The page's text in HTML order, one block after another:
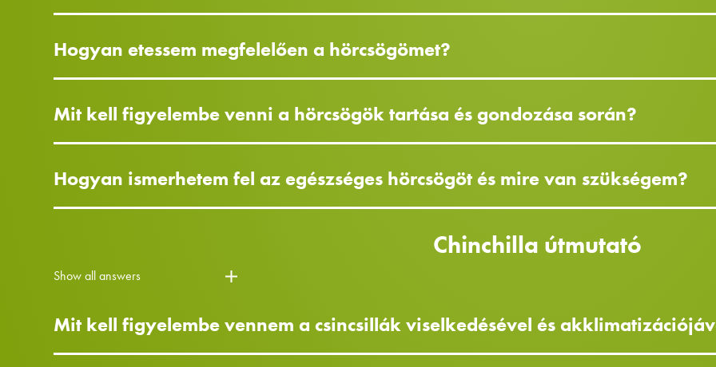
Hogyan etessem megfelelően a hörcsögömet?
Mit kell figyelembe venni a hörcsögök tartása és gondozása során?
Hogyan ismerhetem fel az egészséges hörcsögöt és mire van szükségem?
Chinchilla útmutató
Show all answers
Mit kell figyelembe vennem a csincsillák viselkedésével és